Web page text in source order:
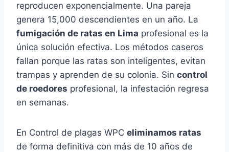
reproducen exponencialmente. Una pareja
genera 15,000 descendientes en un año. La
fumigación de ratas en Lima profesional es la
única solución efectiva. Los métodos caseros
fallan porque las ratas son inteligentes, evitan
trampas y aprenden de su colonia. Sin control
de roedores profesional, la infestación regresa
en semanas.
En Control de plagas WPC eliminamos ratas
de forma definitiva con más de 10 años de